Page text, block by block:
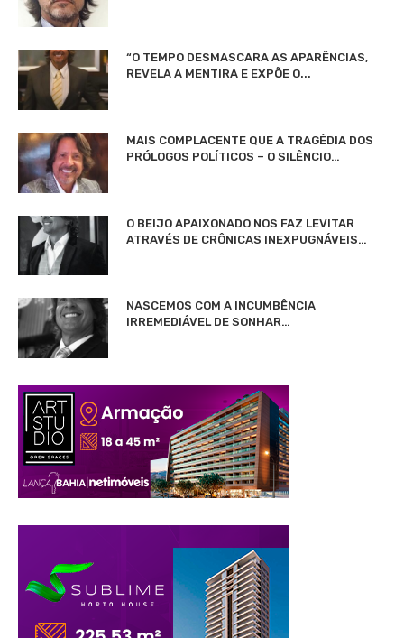
“O TEMPO DESMASCARA AS APARÊNCIAS,
REVELA A MENTIRA E EXPÕE O...
MAIS COMPLACENTE QUE A TRAGÉDIA DOS
PRÓLOGOS POLÍTICOS – O SILÊNCIO…
O BEIJO APAIXONADO NOS FAZ LEVITAR
ATRAVÉS DE CRÔNICAS INEXPUGNÁVEIS…
NASCEMOS COM A INCUMBÊNCIA
IRREMEDIÁVEL DE SONHAR…